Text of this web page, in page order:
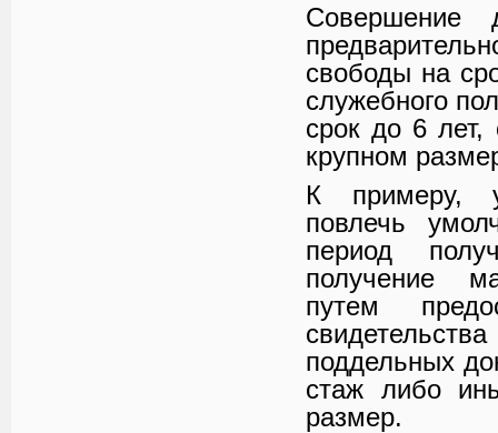
Совершение
свободы на
служебного
срок до 6 лет,
крупном
К примеру,
повлечь
период
получение
путем
поддельных
стаж либо
размер.